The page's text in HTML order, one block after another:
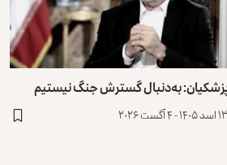
به‌دنبال گسترش جنگ نیستیم
- ۴ آگست ۲۰۲۶